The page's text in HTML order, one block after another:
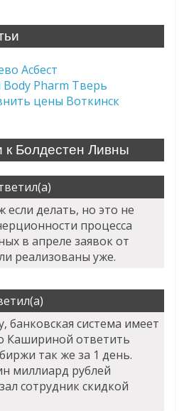
Асбест
Body Pharm Тверь
цены Воткинск
к Болдестен Ливны
если делать, но это не
процесса
в апреле заявок от
реализованы уже.
банковская система имеет
Кашириной ответить
так же за 1 день.
миллиард рублей
сотрудник скидкой